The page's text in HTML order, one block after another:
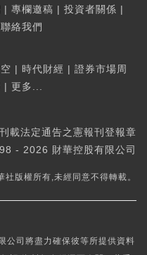
| 專欄邀稿 | 投資者關係 |
聯絡我們
| 時代財經 | 證券市場周
| 更多...
載法定通告之憲報刊登報章
- 2026 財華控股有限公司
社版權所有,未經同意不得轉載。
公司將盡力確保彼等所提供資料